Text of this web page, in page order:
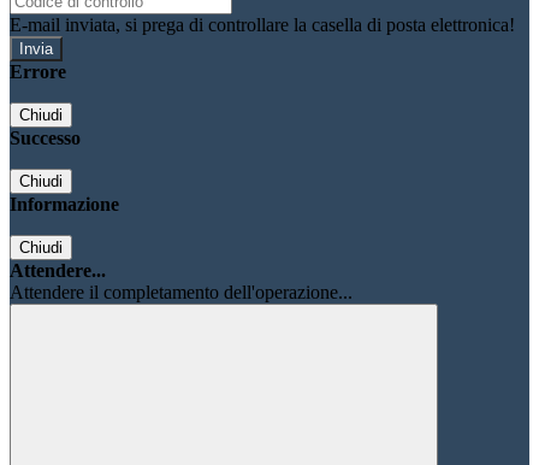
E-mail inviata, si prega di controllare la casella di posta elettronica!
Errore
Chiudi
Successo
Chiudi
Informazione
Chiudi
Attendere...
Attendere il completamento dell'operazione...